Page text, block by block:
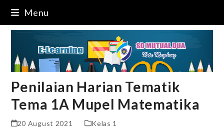
content
Menu
Penilaian Harian Tematik
Tema 1A Mupel Matematika
20 August 2021 Kelas 1